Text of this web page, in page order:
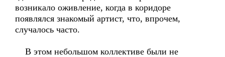
возникало оживление, когда в коридоре
появлялся знакомый артист, что, впрочем,
случалось часто.
В этом небольшом коллективе были не